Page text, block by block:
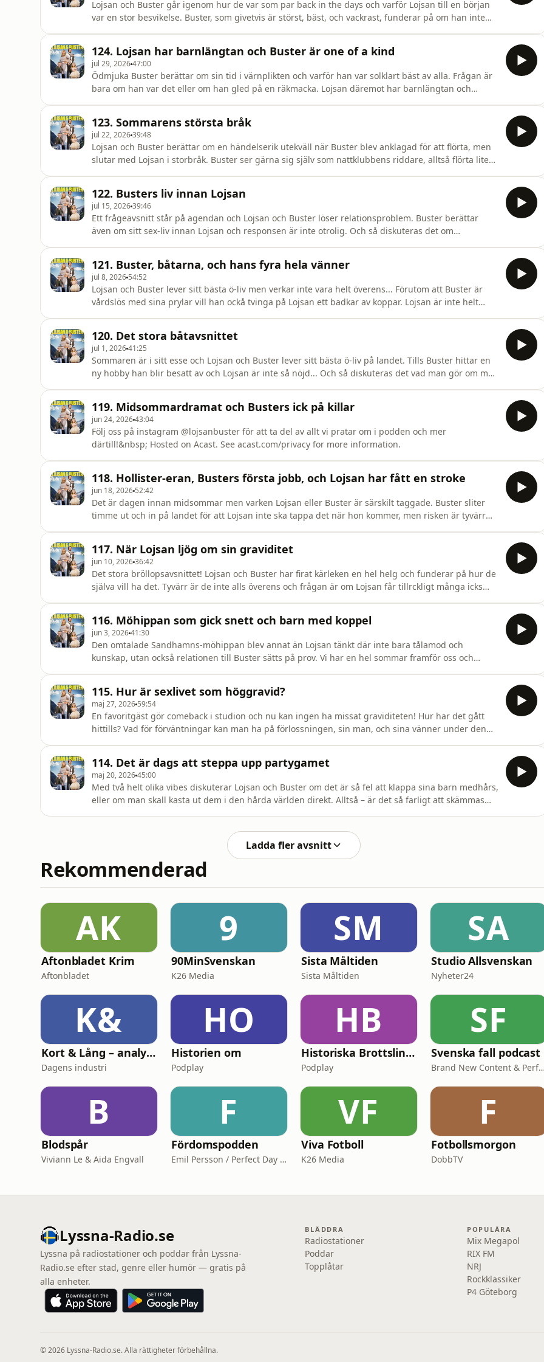
Lojsan och Buster går igenom hur de var som par back in the days och varför Lojsan till en början
var en stor besvikelse. Buster, som givetvis är störst, bäst, och vackrast, funderar på om han inte
allt v
124. Lojsan har barnlängtan och Buster är one of a kind
jul 29, 202647:00
Ödmjuka Buster berättar om sin tid i värnplikten och varför han var solklart bäst av alla. Frågan är
bara om han var det eller om han gled på en räkmacka. Lojsan däremot har barnlängtan och
on Acast. See aca
123. Sommarens största bråk
jul 22, 202639:48
Lojsan och Buster berättar om en händelserik utekväll när Buster blev anklagad för att flörta, men
slutar med Lojsan i storbråk. Buster ser gärna sig själv som nattklubbens riddare, alltså flörta lite
122. Busters liv innan Lojsan
jul 15, 202639:46
Ett frågeavsnitt står på agendan och Lojsan och Buster löser relationsproblem. Buster berättar
även om sitt sex-liv innan Lojsan och responsen är inte otrolig. Och så diskuteras det om
on Acast. See
121. Buster, båtarna, och hans fyra hela vänner
jul 8, 2026 54:52
Lojsan och Buster lever sitt bästa ö-liv men verkar inte vara helt överens... Förutom att Buster är
vårdslös med sina prylar vill han ockå tvinga på Lojsan ett badkar av koppar. Lojsan är inte helt
@lo
120. Det stora båtavsnittet
jul 1, 202641:25
Sommaren är i sitt esse och Lojsan och Buster lever sitt bästa ö-liv på landet. Tills Buster hittar en
ny hobby han blir besatt av och Lojsan är inte så nöjd... Och så diskuteras det vad man gör om man
119. Midsommardramat och Busters ick på killar
jun 24, 202643:04
Följ oss på instagram @lojsanbuster för att ta del av allt vi pratar om i podden och mer
därtill!&nbsp; Hosted on Acast. See acast.com/privacy for more information.
118. Hollister-eran, Busters första jobb, och Lojsan har fått en stroke
jun 18, 2026 52:42
Det är dagen innan midsommar men varken Lojsan eller Buster är särskilt taggade. Buster sliter
timme ut och in på landet för att Lojsan inte ska tappa det när hon kommer, men risken är tyvärr
gå med i
117. När Lojsan ljög om sin graviditet
jun 10, 202636:42
Det stora bröllopsavsnittet! Lojsan och Buster har firat kärleken en hel helg och funderar på hur de
själva vill ha det. Tyvärr är de inte alls överens och frågan är om Lojsan får tillrckligt många icks
116. Möhippan som gick snett och barn med koppel
jun 3, 202641:30
Den omtalade Sandhamns-möhippan blev annat än Lojsan tänkt där inte bara tålamod och
kunskap, utan också relationen till Buster sätts på prov. Vi har en hel sommar framför oss och
"Måndagsvibbare".Frågor och samarbetsförfråg
115. Hur är sexlivet som höggravid?
maj 27, 2026 59:54
En favoritgäst gör comeback i studion och nu kan ingen ha missat graviditeten! Hur har det gått
hittills? Vad för förväntningar kan man ha på förlossningen, sin man, och sina vänner under den
i podd
114. Det är dags att steppa upp partygamet
maj 20, 202645:00
Med två helt olika vibes diskuterar Lojsan och Buster om det är så fel att klappa sina barn medhårs,
eller om man skall kasta ut dem i den hårda världen direkt. Alltså – är det så farligt att skämmas
Ladda fler avsnitt
Rekommenderad
AK
Aftonbladet Krim
Aftonbladet
9
90MinSvenskan
K26 Media
SM
Sista Måltiden
Sista Måltiden
SA
Studio Allsvenskan
Nyheter24
K&
Kort & Lång – analyspodden från Di
Dagens industri
HO
Historien om
Podplay
HB
Historiska Brottslingar
Podplay
SF
Svenska fall podcast
Brand New Content & Perfect Day Media
B
Blodspår
Viviann Le & Aida Engvall
F
Fördomspodden
Emil Persson / Perfect Day Media
VF
Viva Fotboll
K26 Media
F
Fotbollsmorgon
DobbTV
Lyssna-Radio.se
Lyssna på radiostationer och poddar från Lyssna-
Radio.se efter stad, genre eller humör — gratis på
alla enheter.
BLÄDDRA
Radiostationer
Poddar
Topplåtar
POPULÄRA
Mix Megapol
RIX FM
NRJ
Rockklassiker
P4 Göteborg
© 2026 Lyssna-Radio.se. Alla rättigheter förbehållna.